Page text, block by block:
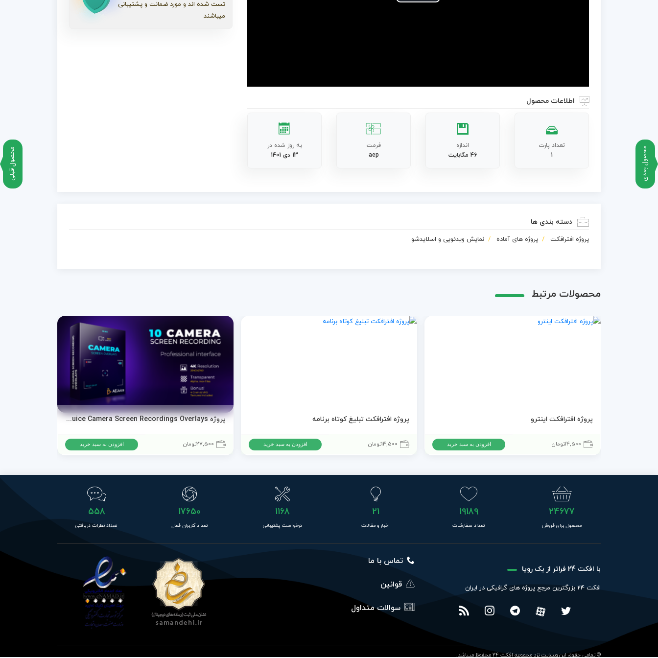
محصول قبلی محصول بعدی
اطلاعات محصول
تعداد پارت
1
اندازه
46 مگابایت
فرمت
aep
به روز شده در
13 دی 1401
تست شده اند و مورد ضمانت و پشتیبانی
میباشند
دسته بندی ها
پروژه افترافکت پروژه های آماده نمایش ویدئویی و اسلایدشو
محصولات مرتبط
پروژه افترافکت اینترو
14,500تومان افزودن به سبد خرید
پروژه افترافکت تبلیغ کوتاه برنامه
14,500تومان افزودن به سبد خرید
پروژه AEJuice Camera Screen Recordings Overlays برای پریمیر پرو و افترافکت
27,500تومان افزودن به سبد خرید
24677
محصول برای فروش
19189
تعداد سفارشات
21
اخبار و مقالات
1168
درخواست پشتیبانی
17650
تعداد کاربران فعال
558
تعداد نظرات دریافتی
با افکت 24 فراتر از یک رویا
افکت 24 بزرگترین مرجع پروژه های گرافیکی در ایران
تماس با ما
قوانین
سوالات متداول
© تمامی حقوق این وبسایت نزد مجموعه افکت 24 محفوظ میباشد.